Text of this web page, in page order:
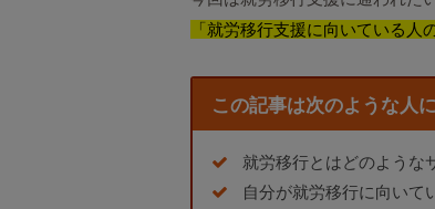
「就労移行支援に向いている人
この記事は次のような人
就労移行とはどのような
自分が就労移行に向いて